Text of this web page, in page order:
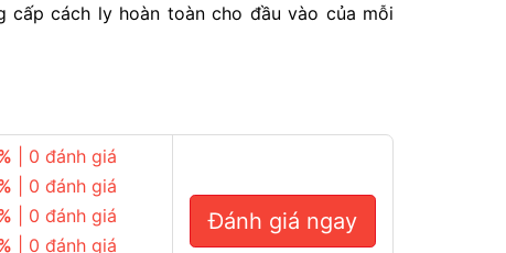
cấp cách ly hoàn toàn cho đầu vào của mỗi
| 0 đánh giá
| 0 đánh giá
| 0 đánh giá
| 0 đánh giá
Đánh giá ngay